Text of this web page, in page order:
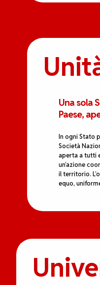
Una sola
Paese,
In ogni Stato
Società
aperta a tutti
un’azione
il territorio.
equo,